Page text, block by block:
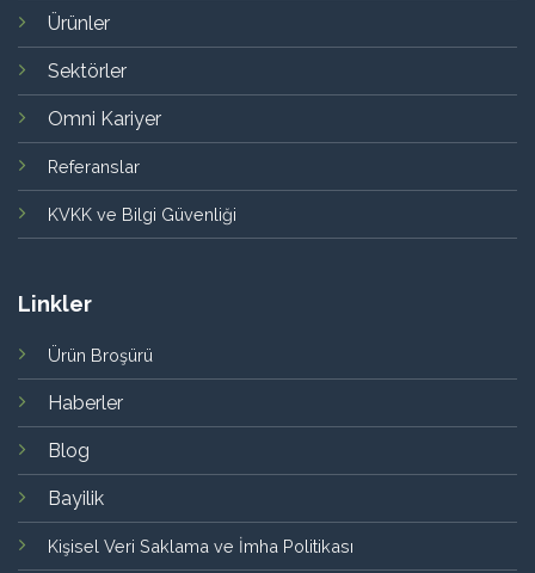
Ürünler
Sektörler
Omni Kariyer
Referanslar
KVKK ve Bilgi Güvenliği
Linkler
Ürün Broşürü
Haberler
Blog
Bayilik
Kişisel Veri Saklama ve İmha Politikası